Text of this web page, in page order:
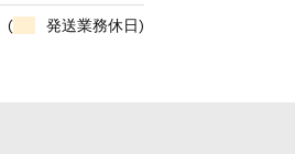
( 発送業務休日)